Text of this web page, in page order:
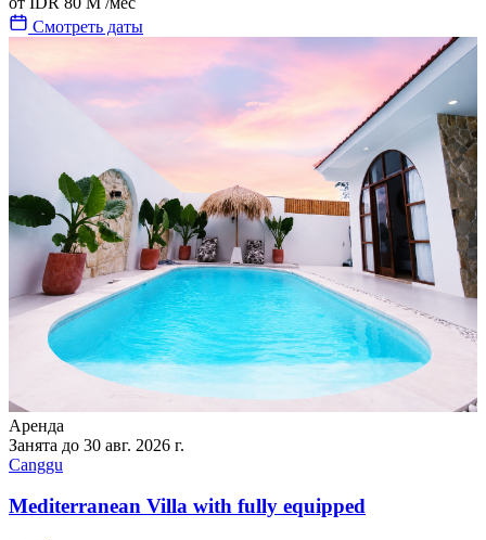
Смотреть даты
Аренда
Занята до 30 авг. 2026 г.
Canggu
Mediterranean Villa with fully equipped